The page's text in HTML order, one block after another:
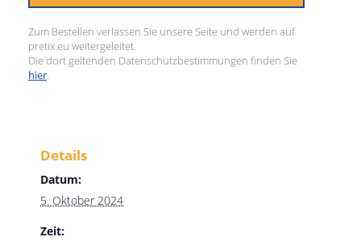
Zum Bestellen verlassen Sie unsere Seite und werden auf
pretix.eu weitergeleitet.
Die dort geltenden Datenschutzbestimmungen finden Sie
hier.
Details
Datum:
5. Oktober 2024
Zeit: